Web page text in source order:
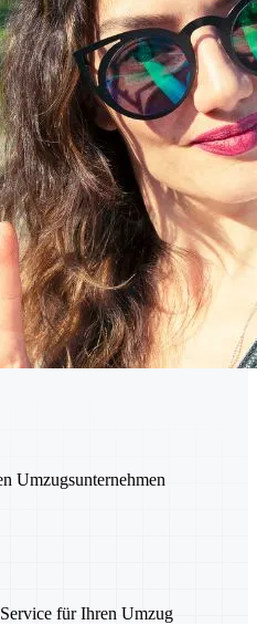
Umzugsunternehmen
für Ihren Umzug